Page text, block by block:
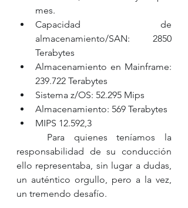
mes.
Capacidad de
almacenamiento/SAN: 2850
Terabytes
Almacenamiento en Mainframe:
239.722 Terabytes
Sistema z/OS: 52.295 Mips
Almacenamiento: 569 Terabytes
MIPS 12.592,3
responsabilidad de su conducción
ello representaba, sin lugar a dudas,
un auténtico orgullo, pero a la vez,
un tremendo desafío.